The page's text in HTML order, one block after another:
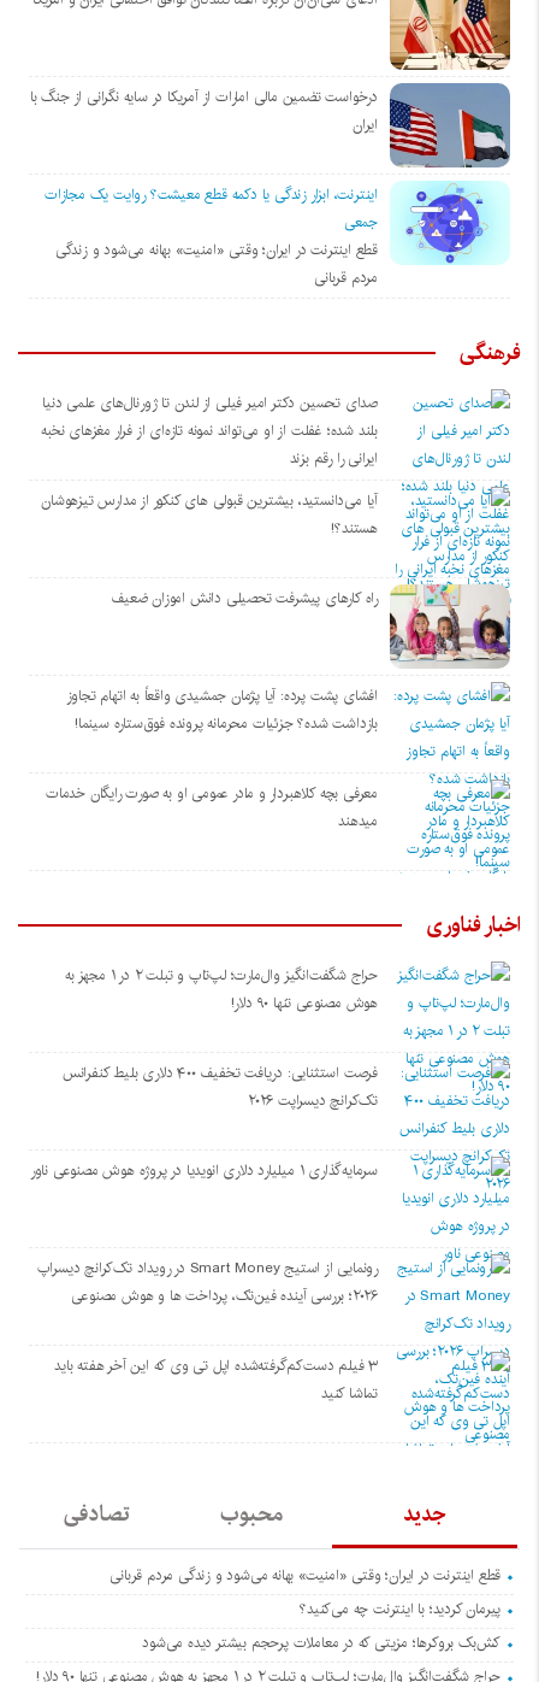
درخواست تضمین مالی امارات از آمریکا در سایه نگرانی از جنگ با
ایران
اینترنت، ابزار زندگی یا دکمه قطع معیشت؟ روایت یک مجازات
جمعی
قطع اینترنت در ایران؛ وقتی «امنیت» بهانه می‌شود و زندگی
مردم قربانی
فرهنگی
صدای تحسین دکتر امیر فیلی از لندن تا ژورنال‌های علمی دنیا
بلند شده؛ غفلت از او می‌تواند نمونه تازه‌ای از فرار مغزهای نخبه
ایرانی را رقم بزند
آیا می‌دانستید، بیشترین قبولی های کنکور از مدارس تیزهوشان
هستند؟!
راه کارهای پیشرفت تحصیلی دانش اموزان ضعیف
افشای پشت پرده: آیا پژمان جمشیدی واقعاً به اتهام تجاوز
بازداشت شده؟ جزئیات محرمانه پرونده فوق‌ستاره سینما!
معرفی بچه کلاهبردار و مادر عمومی او به صورت رایگان خدمات
میدهند
اخبار فناوری
حراج شگفت‌انگیز وال‌مارت؛ لپ‌تاپ و تبلت ۲ در ۱ مجهز به
هوش مصنوعی تنها ۹۰ دلار!
فرصت استثنایی: دریافت تخفیف ۴۰۰ دلاری بلیط کنفرانس
تک‌کرانچ دیسراپت ۲۰۲۶
سرمایه‌گذاری ۱ میلیارد دلاری انویدیا در پروژه هوش مصنوعی ناور
رونمایی از استیج Smart Money در رویداد تک‌کرانچ دیسراپ
۲۰۲۶؛ بررسی آینده فین‌تک، پرداخت‌ ها و هوش مصنوعی
۳ فیلم دست‌کم‌گرفته‌شده اپل تی وی که این آخر هفته باید
تماشا کنید
جدید محبوب تصادفی
قطع اینترنت در ایران؛ وقتی «امنیت» بهانه می‌شود و زندگی مردم قربانی
پیرمان کردید؛ با اینترنت چه می‌کنید؟
کش‌بک بروکرها؛ مزیتی که در معاملات پرحجم بیشتر دیده می‌شود
حراج شگفت‌انگیز وال‌مارت؛ لپ‌تاپ و تبلت ۲ در ۱ مجهز به هوش مصنوعی تنها ۹۰ دلار!